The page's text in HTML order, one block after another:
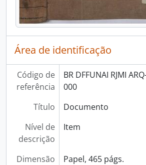
Área de identificação
Código de
referência
BR DFFUNAI RJMI
000
Título
Documento
Nível de
descrição
Item
Dimensão
Papel, 465 págs.